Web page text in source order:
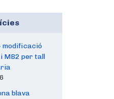
modificació
MB2 per tall
blava